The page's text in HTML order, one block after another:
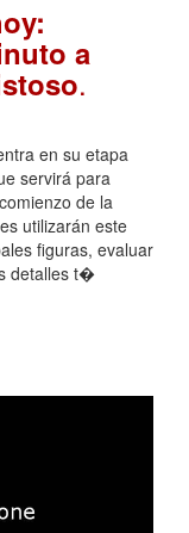
a
.
en su etapa
servirá para
de la
utilizarán este
figuras, evaluar
detalles t�